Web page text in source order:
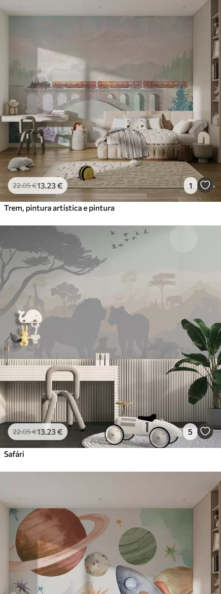
22.05€13 .23€ 1
Trem, pintura artística e pintura
22.05€13.23€ 5
Safári